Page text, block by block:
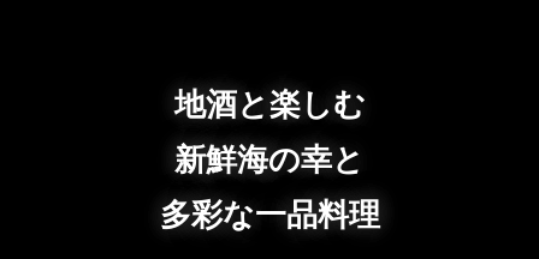
地酒と楽しむ
新鮮海の幸と
多彩な一品料理